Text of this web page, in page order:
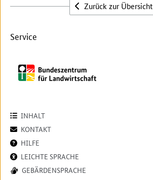
Zurück zur Übersicht
Service
INHALT
KONTAKT
HILFE
LEICHTE SPRACHE
GEBÄRDENSPRACHE